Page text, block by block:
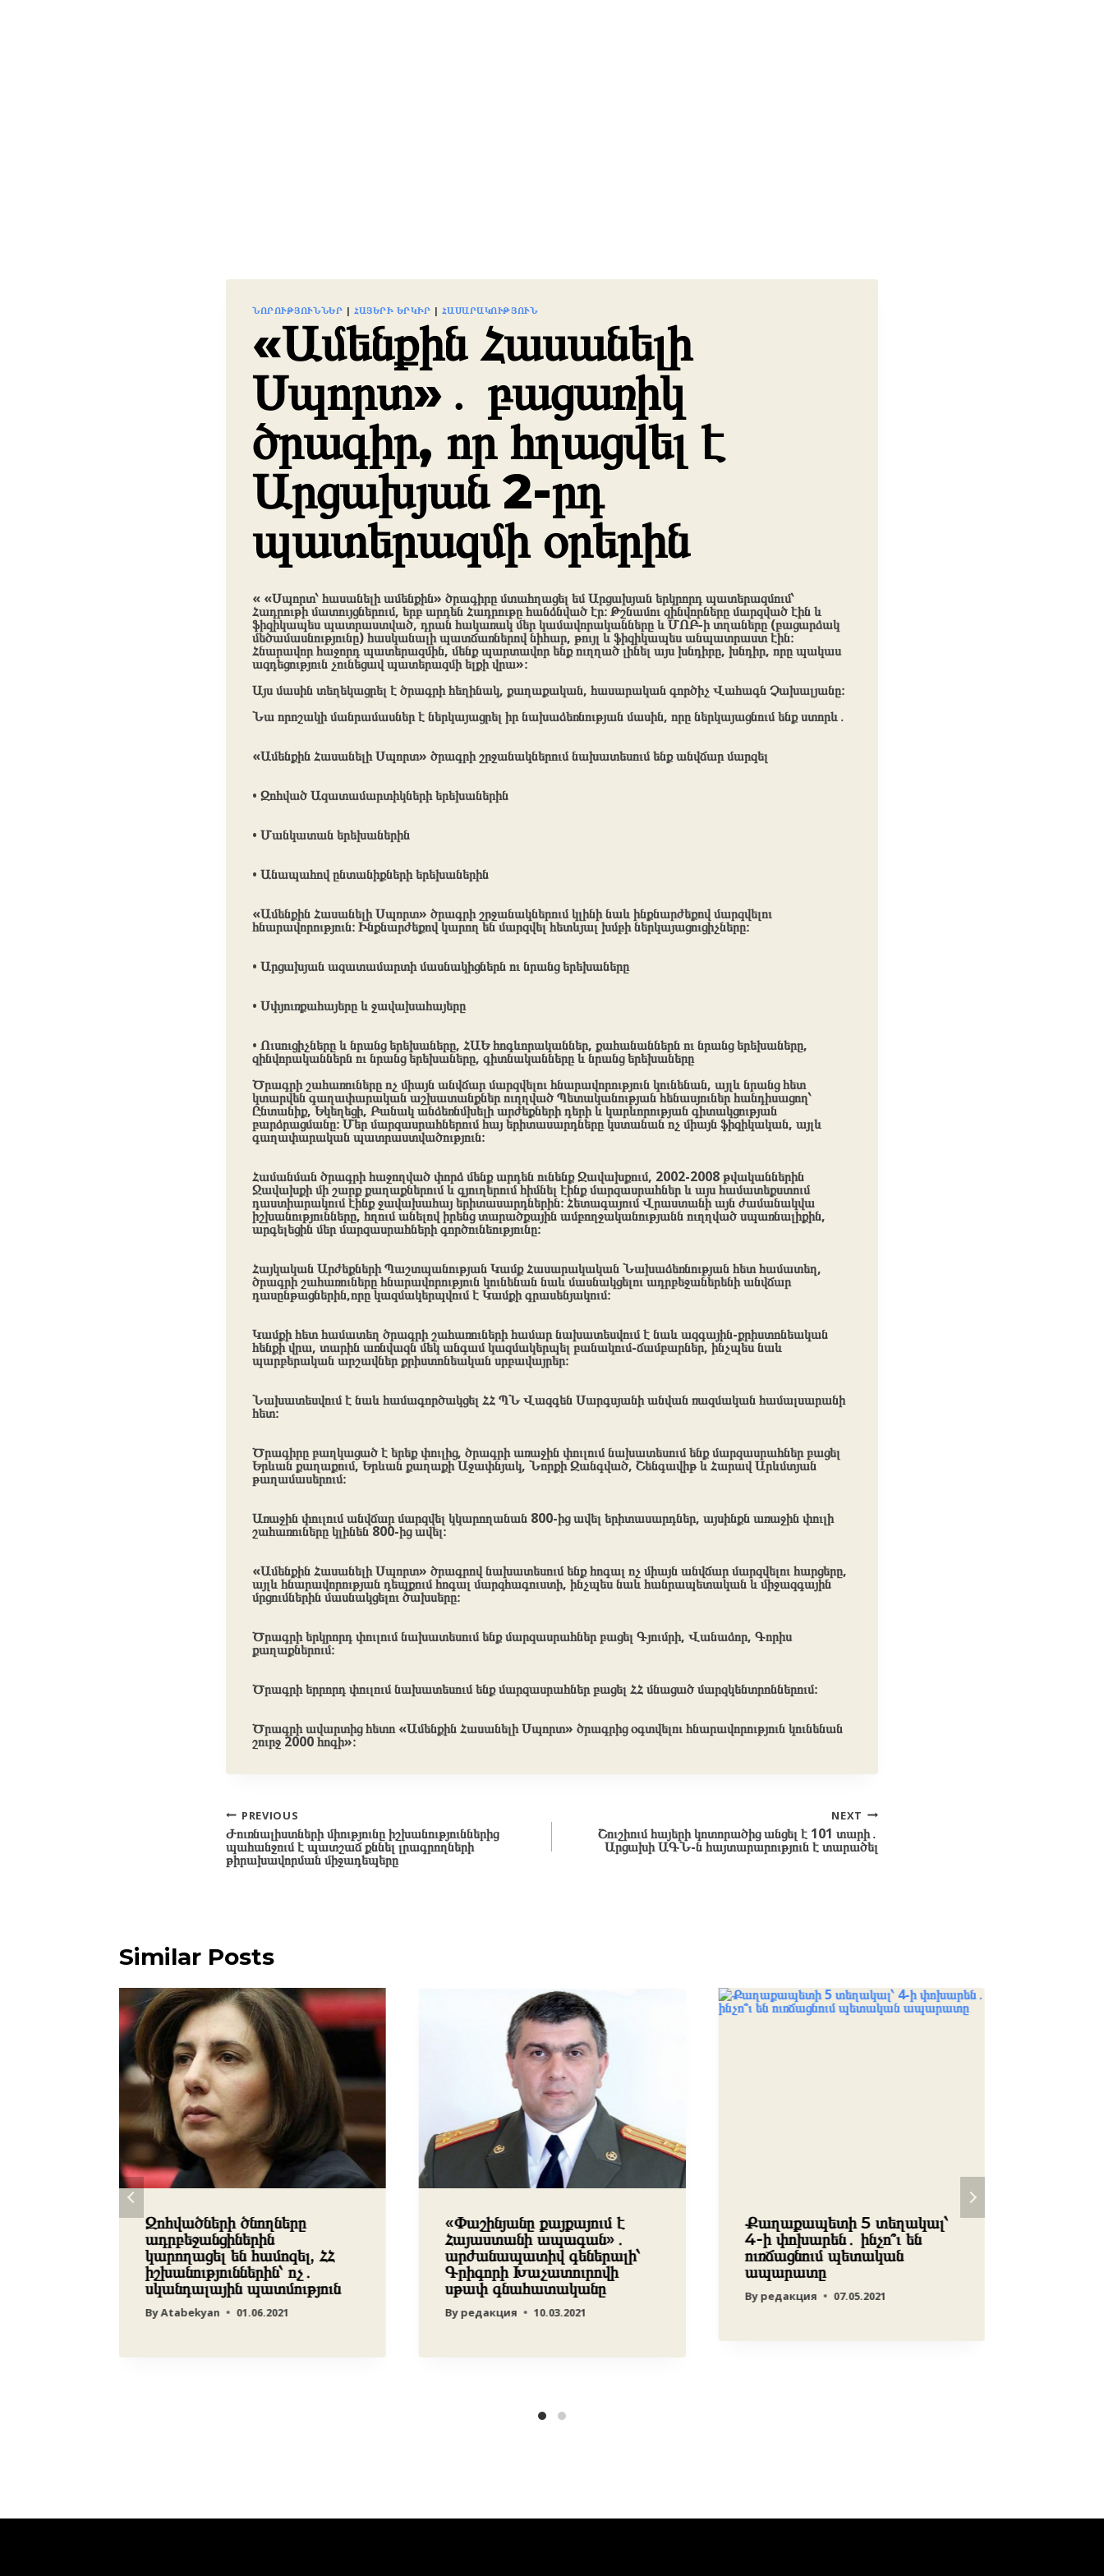
ՆՈՐՈՒԹՅՈՒՆՆԵՐ | ՀԱՅԵՐԻ ԵՐԿԻՐ | ՀԱՍԱՐԱԿՈՒԹՅՈՒՆ
«Ամենքին Հասանելի
Սպորտ»․ բացառիկ
ծրագիր, որ հղացվել է
Արցախյան 2-րդ
պատերազմի օրերին
« «Սպորտ՝ հասանելի ամենքին» ծրագիրը մտահղացել եմ Արցախյան երկրորդ պատերազմում՝
Հադրութի մատույցներում, երբ արդեն Հադրութը հանձնված էր։ Թշնամու զինվորները մարզված էին և
ֆիզիկապես պատրաստված, դրան հակառակ մեր կամավորականները և ՄՈԲ-ի տղաները (բացարձակ
մեծամասնությունը) հասկանալի պատճառներով նիհար, թույլ և ֆիզիկապես անպատրաստ էին։
Հնարավոր հաջորդ պատերազմին, մենք պարտավոր ենք ուղղած լինել այս խնդիրը, խնդիր, որը պակաս
ազդեցություն չունեցավ պատերազմի ելքի վրա»։
Այս մասին տեղեկացրել է ծրագրի հեղինակ, քաղաքական, հասարական գործիչ Վահագն Չախալյանը։
Նա որոշակի մանրամասներ է ներկայացրել իր նախաձեռնության մասին, որը ներկայացնում ենք ստորև․
«Ամենքին Հասանելի Սպորտ» ծրագրի շրջանակներում նախատեսում ենք անվճար մարզել
• Զոհված Ազատամարտիկների երեխաներին
• Մանկատան երեխաներին
• Անապահով ընտանիքների երեխաներին
«Ամենքին Հասանելի Սպորտ» ծրագրի շրջանակներում կլինի նաև ինքնարժեքով մարզվելու
հնարավորություն։ Ինքնարժեքով կարող են մարզվել հետևյալ խմբի ներկայացուցիչները։
• Արցախյան ազատամարտի մասնակիցներն ու նրանց երեխաները
• Սփյուռքահայերը և ջավախահայերը
• Ուսուցիչները և նրանց երեխաները, ՀԱԵ հոգևորականներ, քահանաններն ու նրանց երեխաները,
զինվորականներն ու նրանց երեխաները, գիտնականները և նրանց երեխաները
Ծրագրի շահառուները ոչ միայն անվճար մարզվելու հնարավորություն կունենան, այլև նրանց հետ
կտարվեն գաղափարական աշխատանքներ ուղղված Պետականության հենասյուներ հանդիսացող՝
Ընտանիք, Եկեղեցի, Բանակ անձեռնմխելի արժեքների դերի և կարևորության գիտակցության
բարձրացմանը։ Մեր մարզասրահներում հայ երիտասարդները կստանան ոչ միայն ֆիզիկական, այլև
գաղափարական պատրաստվածություն։
Համանման ծրագրի հաջողված փորձ մենք արդեն ունենք Ջավախքում, 2002-2008 թվականներին
Ջավախքի մի շարք քաղաքներում և գյուղերում հիմնել էինք մարզասրահներ և այս համատեքստում
դաստիարակում էինք ջավախահայ երիտասարդներին։ Հետագայում Վրաստանի այն ժամանակվա
իշխանությունները, հղում անելով իրենց տարածքային ամբողջականությանն ուղղված սպառնալիքին,
արգելեցին մեր մարզասրահների գործունեությունը։
Հայկական Արժեքների Պաշտպանության Կամք Հասարակական Նախաձեռնության հետ համատեղ,
ծրագրի շահառուները հնարավորություն կունենան նաև մասնակցելու ադրբեջաներենի անվճար
դասընթացներին,որը կազմակերպվում է Կամքի գրասենյակում։
Կամքի հետ համատեղ ծրագրի շահառուների համար նախատեսվում է նաև ազգային-քրիստոնեական
հենքի վրա, տարին առնվազն մեկ անգամ կազմակերպել բանակում-ճամբարներ, ինչպես նաև
պարբերական արշավներ քրիստոնեական սրբավայրեր։
Նախատեսվում է նաև համագործակցել ՀՀ ՊՆ Վազգեն Սարգսյանի անվան ռազմական համալսարանի
հետ։
Ծրագիրը բաղկացած է երեք փուլից, ծրագրի առաջին փուլում նախատեսում ենք մարզասրահներ բացել
Երևան քաղաքում, Երևան քաղաքի Աջափնյակ, Նորքի Զանգված, Շենգավիթ և Հարավ Արևմտյան
թաղամասերում։
Առաջին փուլում անվճար մարզվել կկարողանան 800-ից ավել երիտասարդներ, այսինքն առաջին փուլի
շահառուները կլինեն 800-ից ավել։
«Ամենքին Հասանելի Սպորտ» ծրագրով նախատեսում ենք հոգալ ոչ միայն անվճար մարզվելու հարցերը,
այլև հնարավորության դեպքում հոգալ մարզհագուստի, ինչպես նաև հանրապետական և միջազգային
մրցումներին մասնակցելու ծախսերը։
Ծրագրի երկրորդ փուլում նախատեսում ենք մարզասրահներ բացել Գյումրի, Վանաձոր, Գորիս
քաղաքներում։
Ծրագրի երրորդ փուլում նախատեսում ենք մարզասրահներ բացել ՀՀ մնացած մարզկենտրոններում։
Ծրագրի ավարտից հետո «Ամենքին Հասանելի Սպորտ» ծրագրից օգտվելու հնարավորություն կունենան
շուրջ 2000 հոգի»։
Post
navigation
PREVIOUS
Ժուռնալիստների միությունը իշխանություններից
պահանջում է պատշաճ քննել լրագրողների
թիրախավորման միջադեպերը
NEXT
Շուշիում հայերի կոտորածից անցել է 101 տարի․
Արցախի ԱԳՆ-ն հայտարարություն է տարածել
Similar Posts
Զոհվածների ծնողները
ադրբեջանցիներին
կարողացել են համոզել, ՀՀ
իշխանություններին՝ ոչ․
սկանդալային պատմություն
ByAtabekyan 01.06.2021
«Փաշինյանը քայքայում է
Հայաստանի ապագան»․
արժանապատիվ գեներալի՝
Գրիգորի Խաչատուրովի
սթափ գնահատականը
Byредакция 10.03.2021
Քաղաքապետի 5 տեղակալ՝
4-ի փոխարեն․ ինչո՞ւ են
ուռճացնում պետական
ապարատը
By редакция 07.05.2021